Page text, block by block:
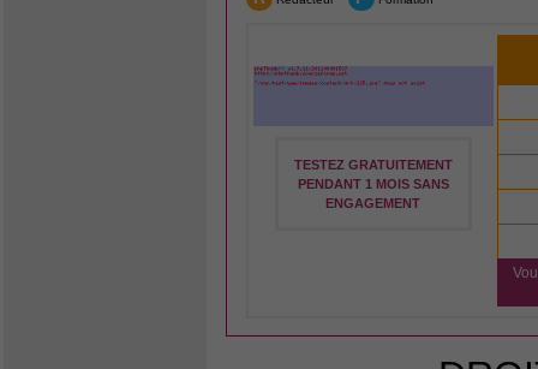
TESTEZ GRATUITEMENT
PENDANT 1 MOIS SANS
ENGAGEMENT